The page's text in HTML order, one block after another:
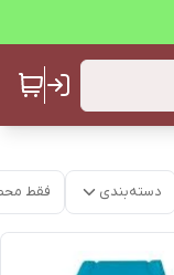
دسته‌بندی فقط